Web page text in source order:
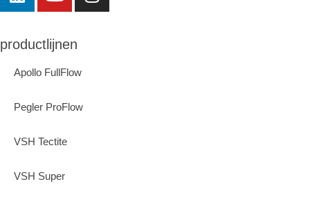
productlijnen
Apollo FullFlow
Pegler ProFlow
VSH Tectite
VSH Super